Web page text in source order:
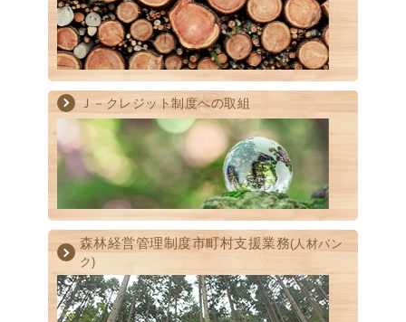
Ｊ－クレジット制度への取組
森林経営管理制度市町村支援業務(人材バン
ク)